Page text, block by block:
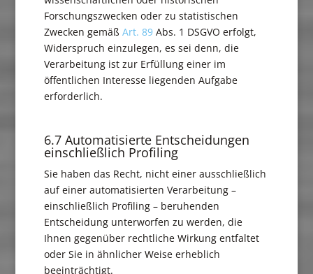
Forschungszwecken oder zu statistischen
Zwecken gemäß Art. 89Abs. 1 DSGVO erfolgt,
Widerspruch einzulegen, es sei denn, die
Verarbeitung ist zur Erfüllung einer im
öffentlichen Interesse liegenden Aufgabe
erforderlich.
6.7 Automatisierte Entscheidungen
einschließlich Profiling
Sie haben das Recht, nicht einer ausschließlich
auf einer automatisierten Verarbeitung –
einschließlich Profiling – beruhenden
Entscheidung unterworfen zu werden, die
Ihnen gegenüber rechtliche Wirkung entfaltet
oder Sie in ähnlicher Weise erheblich
beeinträchtigt.